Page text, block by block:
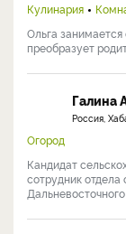
Кулинария
Ольга
преобразует
Галина
Россия,
Огород
Кандидат
сотрудник
Дальневосточного